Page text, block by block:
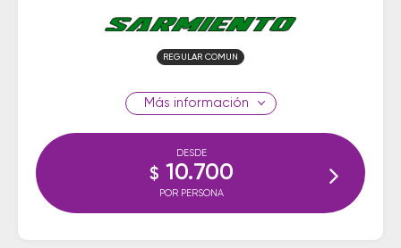
REGULAR COMUN
información
DESDE
$ 10.700
POR PERSONA